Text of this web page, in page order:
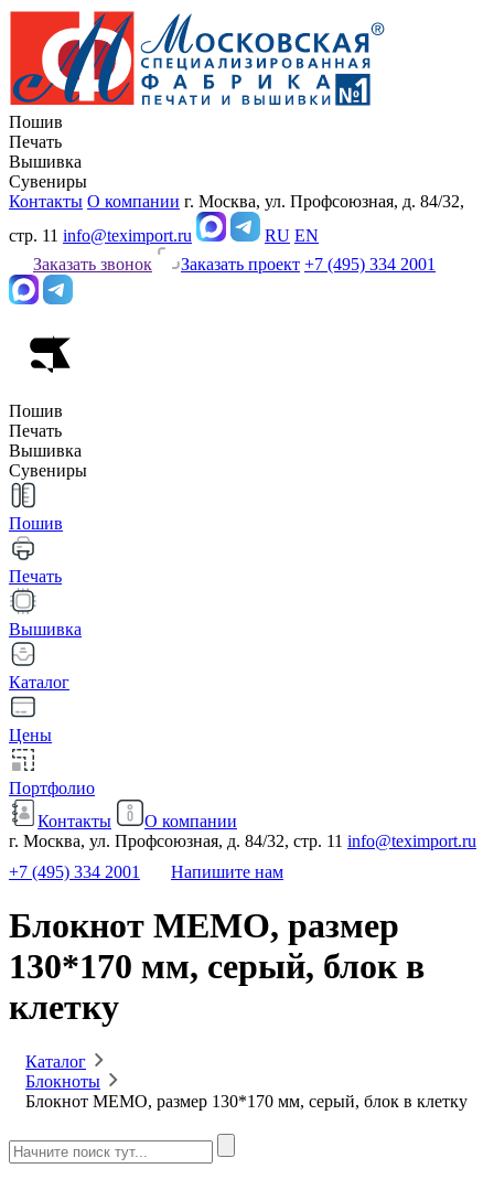
Пошив
Печать
Вышивка
Сувениры
Контакты О компании г. Москва, ул. Профсоюзная, д. 84/32,
стр. 11 info@teximport.ru RU EN
Заказать звонок
Заказать проект +7 (495) 334 2001
Пошив
Печать
Вышивка
Сувениры
Пошив
Печать
Вышивка
Каталог
Цены
Портфолио
Контакты
О компании
г. Москва, ул. Профсоюзная, д. 84/32, стр. 11 info@teximport.ru
+7 (495) 334 2001
Напишите нам
Блокнот MEMO, размер
130*170 мм, серый, блок в
клетку
Каталог
Блокноты
Блокнот MEMO, размер 130*170 мм, серый, блок в клетку